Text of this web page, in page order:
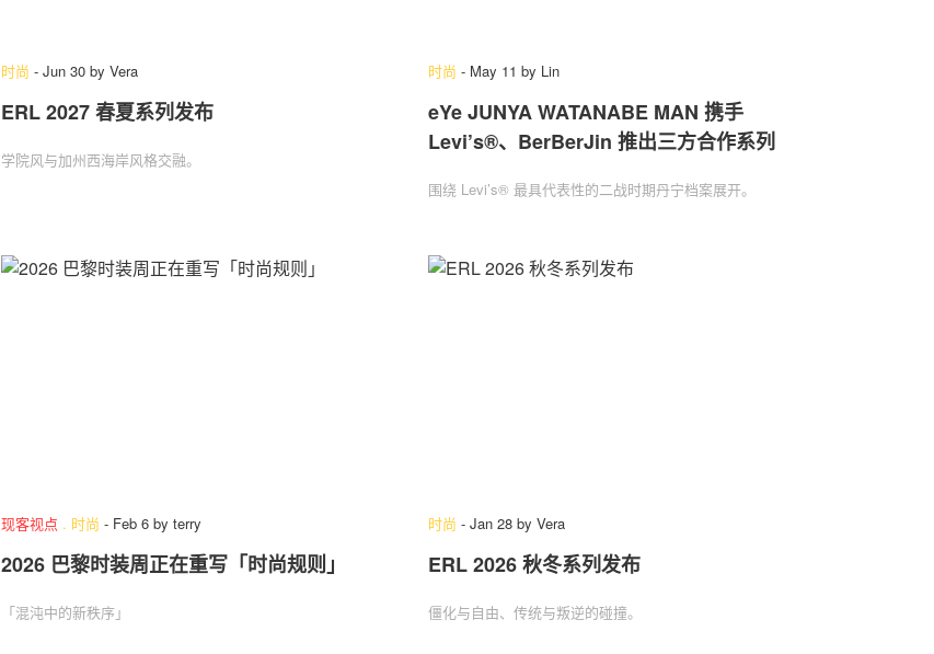
时尚 - Jun 30 by Vera
ERL 2027 春夏系列发布
学院风与加州西海岸风格交融。
时尚 - May 11 by Lin
eYe JUNYA WATANABE MAN 携手
Levi’s®、BerBerJin 推出三方合作系列
围绕 Levi’s® 最具代表性的二战时期丹宁档案展开。
现客视点 . 时尚 - Feb 6 by terry
2026 巴黎时装周正在重写「时尚规则」
「混沌中的新秩序」
时尚 - Jan 28 by Vera
ERL 2026 秋冬系列发布
僵化与自由、传统与叛逆的碰撞。